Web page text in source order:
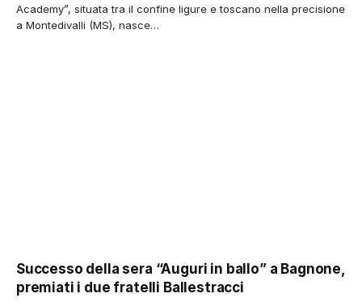
Academy”, situata tra il confine ligure e toscano nella precisione
a Montedivalli (MS), nasce…
Successo della sera “Auguri in ballo” a Bagnone,
premiati i due fratelli Ballestracci